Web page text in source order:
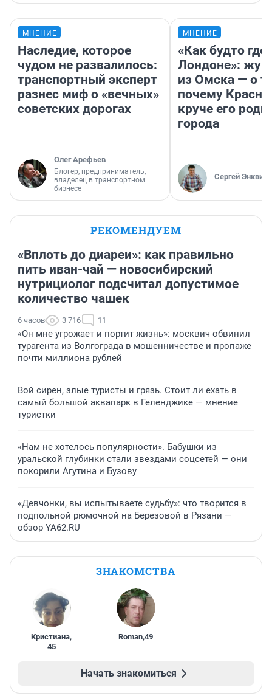
МНЕНИЕ
Наследие, которое
чудом не развалилось:
транспортный эксперт
разнес миф о «вечных»
советских дорогах
Олег Арефьев
Блогер, предприниматель,
владелец в транспортном
бизнесе
МНЕНИЕ
«Как будто
Лондоне»:
из Омска — о
почему
круче его
города
Сергей Энквист
РЕКОМЕНДУЕМ
«Вплоть до диареи»: как правильно
пить иван-чай — новосибирский
нутрициолог подсчитал допустимое
количество чашек
6 часов 3 716 11
«Он мне угрожает и портит жизнь»: москвич обвинил
турагента из Волгограда в мошенничестве и пропаже
почти миллиона рублей
Вой сирен, злые туристы и грязь. Стоит ли ехать в
самый большой аквапарк в Геленджике — мнение
туристки
«Нам не хотелось популярности». Бабушки из
уральской глубинки стали звездами соцсетей — они
покорили Агутина и Бузову
«Девчонки, вы испытываете судьбу»: что творится в
подпольной рюмочной на Березовой в Рязани —
обзор YA62.RU
ЗНАКОМСТВА
Кристиана,
45
Roman,49
Начать знакомиться